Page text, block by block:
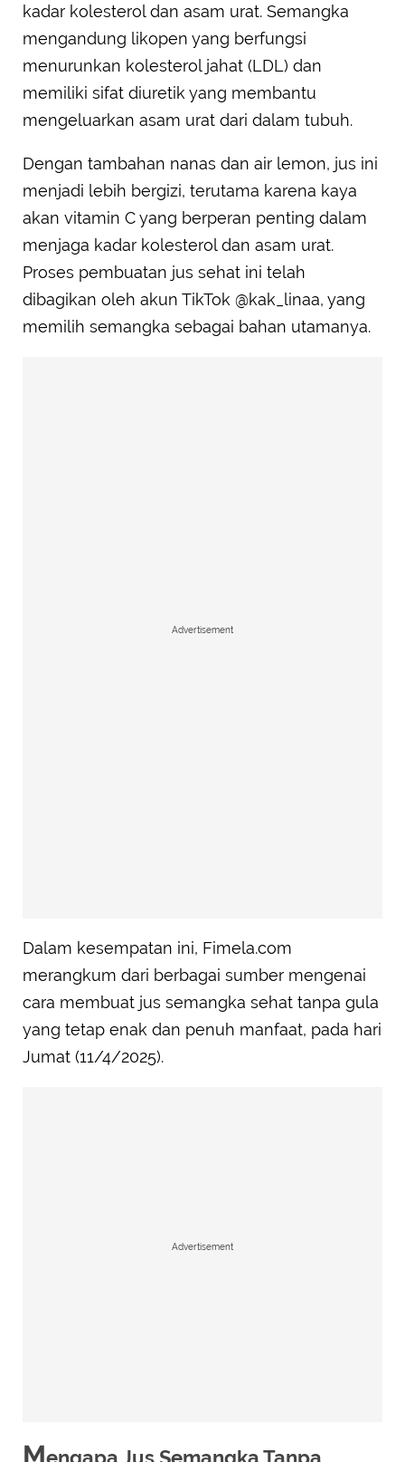
kadar kolesterol dan asam urat. Semangka
mengandung likopen yang berfungsi
menurunkan kolesterol jahat (LDL) dan
memiliki sifat diuretik yang membantu
mengeluarkan asam urat dari dalam tubuh.
Dengan tambahan nanas dan air lemon, jus ini
menjadi lebih bergizi, terutama karena kaya
akan vitamin C yang berperan penting dalam
menjaga kadar kolesterol dan asam urat.
Proses pembuatan jus sehat ini telah
dibagikan oleh akun TikTok @kak_linaa, yang
memilih semangka sebagai bahan utamanya.
Advertisement
Dalam kesempatan ini, Fimela.com
merangkum dari berbagai sumber mengenai
cara membuat jus semangka sehat tanpa gula
yang tetap enak dan penuh manfaat, pada hari
Jumat (11/4/2025).
Advertisement
Mengapa Jus Semangka Tanpa